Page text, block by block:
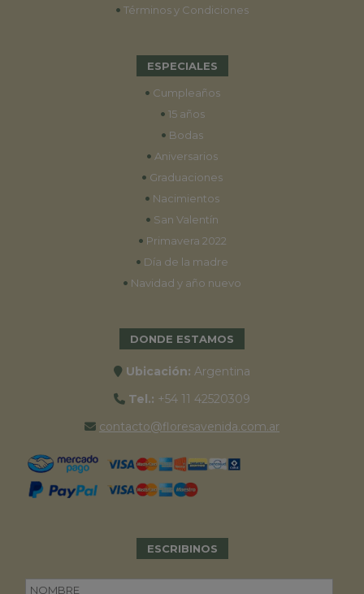
• Términos y Condiciones
ESPECIALES
• Cumpleaños
• 15 años
• Bodas
• Aniversarios
• Graduaciones
• Nacimientos
• San Valentín
• Primavera 2022
• Día de la madre
• Navidad y año nuevo
DONDE ESTAMOS
Ubicación: Argentina
Tel.: +54 11 42520309
contacto@floresavenida.com.ar
ESCRIBINOS